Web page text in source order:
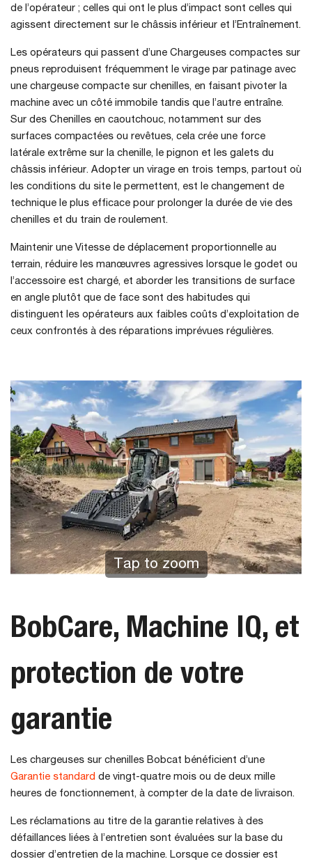
de l’opérateur ; celles qui ont le plus d’impact sont celles qui
agissent directement sur le châssis inférieur et l’Entraînement.
Les opérateurs qui passent d’une Chargeuses compactes sur
pneus reproduisent fréquemment le virage par patinage avec
une chargeuse compacte sur chenilles, en faisant pivoter la
machine avec un côté immobile tandis que l’autre entraîne.
Sur des Chenilles en caoutchouc, notamment sur des
surfaces compactées ou revêtues, cela crée une force
latérale extrême sur la chenille, le pignon et les galets du
châssis inférieur. Adopter un virage en trois temps, partout où
les conditions du site le permettent, est le changement de
technique le plus efficace pour prolonger la durée de vie des
chenilles et du train de roulement.
Maintenir une Vitesse de déplacement proportionnelle au
terrain, réduire les manœuvres agressives lorsque le godet ou
l’accessoire est chargé, et aborder les transitions de surface
en angle plutôt que de face sont des habitudes qui
distinguent les opérateurs aux faibles coûts d’exploitation de
ceux confrontés à des réparations imprévues régulières.
Tap to zoom
BobCare, Machine IQ, et
protection de votre
garantie
Les chargeuses sur chenilles Bobcat bénéficient d’une
Garantie standard de vingt-quatre mois ou de deux mille
heures de fonctionnement, à compter de la date de livraison.
Les réclamations au titre de la garantie relatives à des
défaillances liées à l’entretien sont évaluées sur la base du
dossier d’entretien de la machine. Lorsque ce dossier est